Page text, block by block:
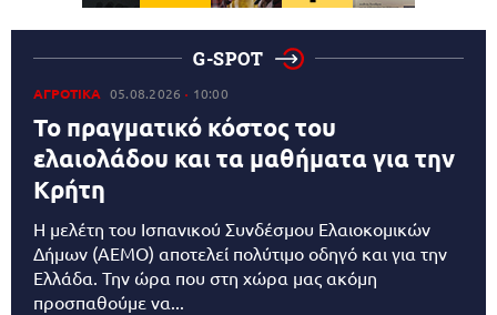
G-SPOT
ΑΓΡΟΤΙΚΑ 05.08.2026 10:00
Το πραγματικό κόστος του
ελαιολάδου και τα μαθήματα για την
Κρήτη
Η μελέτη του Ισπανικού Συνδέσμου Ελαιοκομικών
Δήμων (AEMO) αποτελεί πολύτιμο οδηγό και για την
Ελλάδα. Την ώρα που στη χώρα μας ακόμη
προσπαθούμε να...